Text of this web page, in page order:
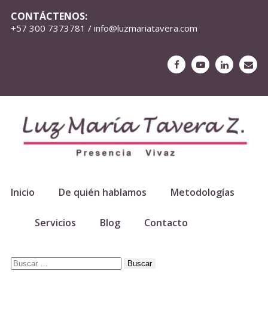
CONTÁCTENOS:
+57 300 7373781 / info@luzmariatavera.com
Inicio De quién hablamos Metodologías
Servicios Blog Contacto
Buscar: